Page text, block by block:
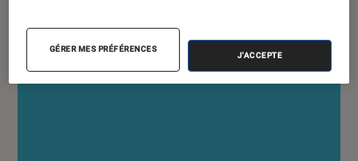
GÉRER MES PRÉFÉRENCES
J'ACCEPTE